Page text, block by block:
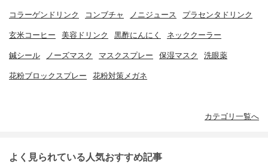
コラーゲンドリンク コンブチャ ノニジュース プラセンタドリンク
玄米コーヒー 美容ドリンク 黒酢にんにく ネッククーラー
鍼シール ノーズマスク マスクスプレー 保湿マスク 洗眼薬
花粉ブロックスプレー 花粉対策メガネ
カテゴリ一覧へ
よく見られている人気おすすめ記事